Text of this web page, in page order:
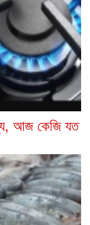
আজ কেজি যত